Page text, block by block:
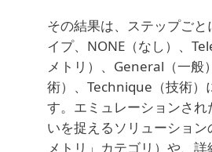
その結果は、ステップごと
イプ、NONE（なし）、
メトリ）、General（一般
術）、Technique（技術）
す。エミュレーションさ
いを捉えるソリューション
メトリ」カテゴリ）や、詳